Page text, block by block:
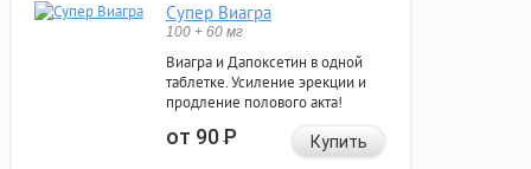
Супер Виагра
100 + 60 мг
Виагра и Дапоксетин в одной
таблетке. Усиление эрекции и
продление полового акта!
от 90Р Купить